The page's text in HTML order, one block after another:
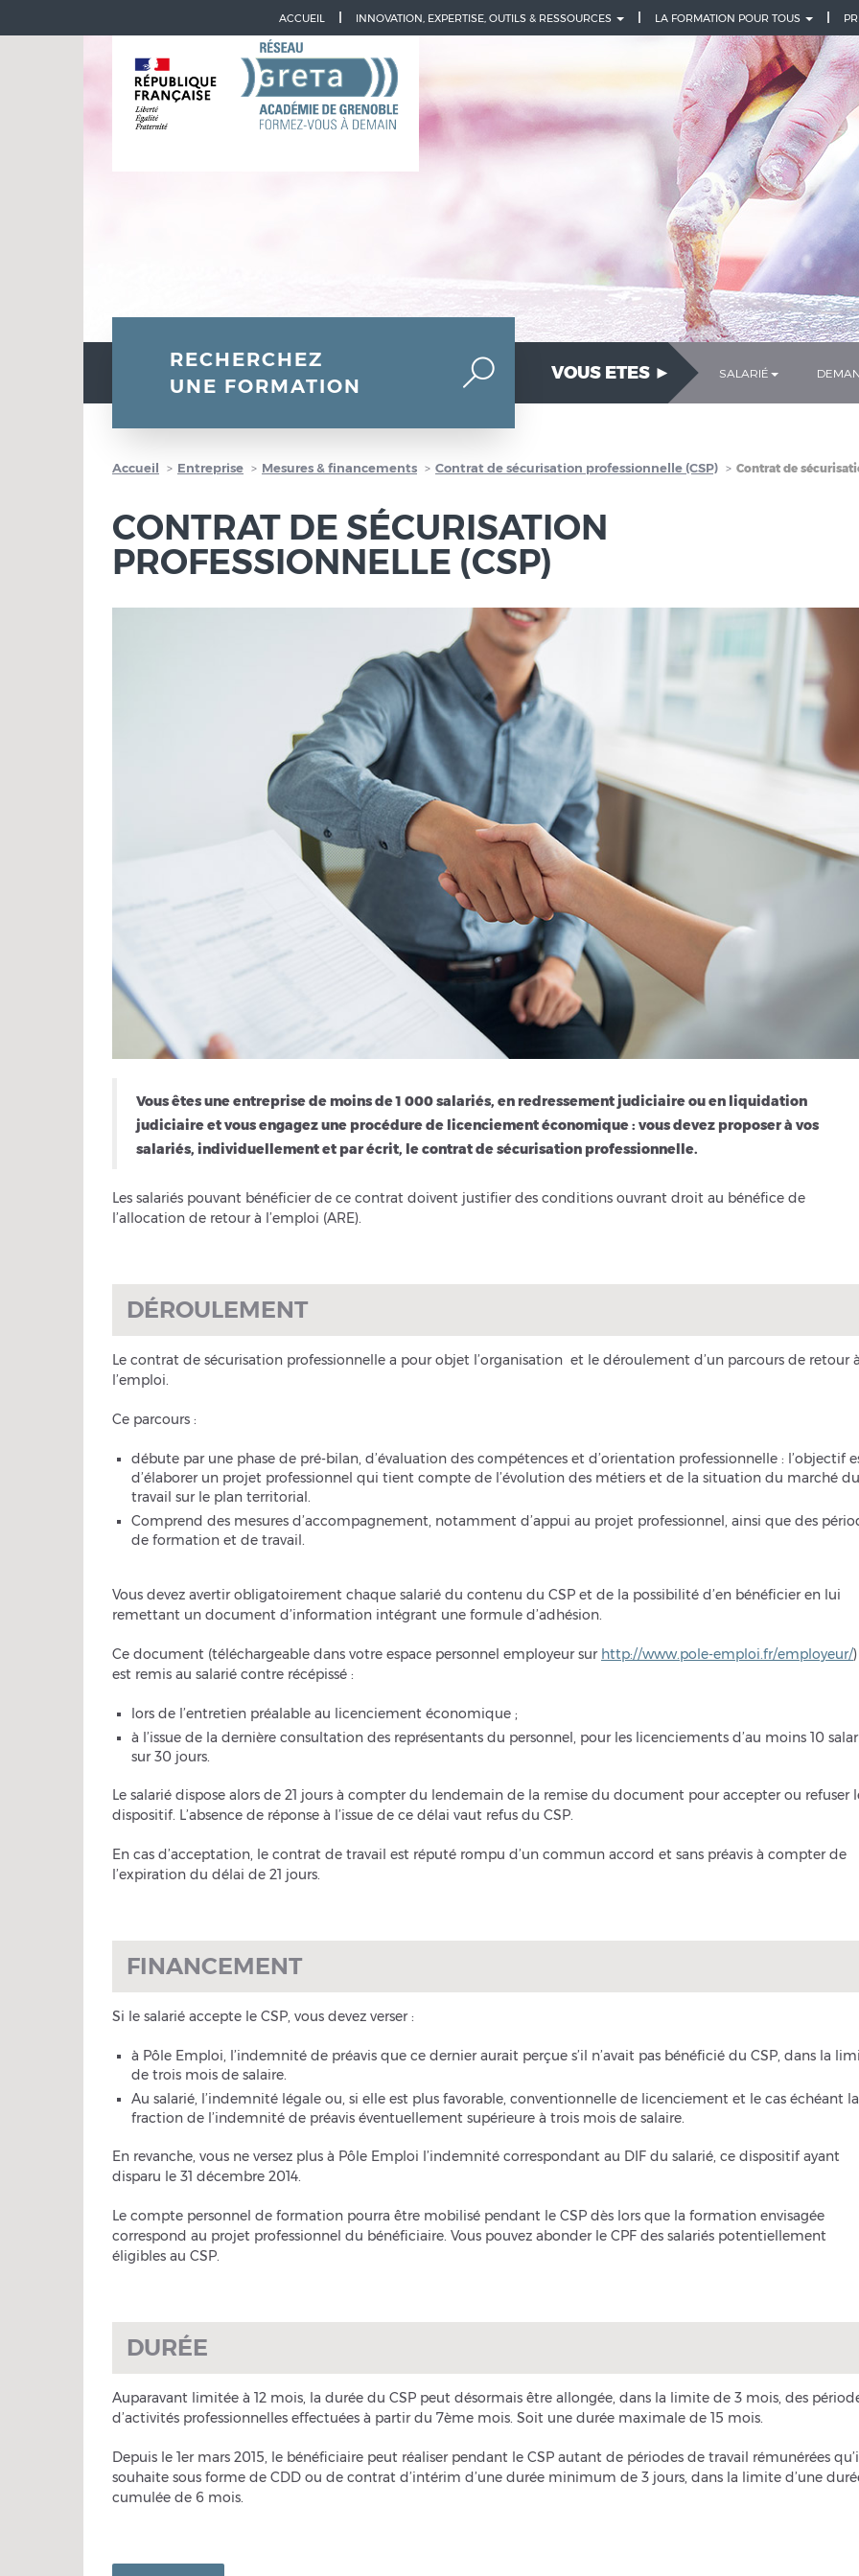
LA FORMATION POUR TOUS
INNOVATION, EXPERTISE, OUTILS & RESSOURCES
ACCUEIL
RECHERCHEZ
UNE FORMATION
VOUS ETES ► SALARIÉ
Accueil Entreprise Mesures & financements Contrat de sécurisation professionnelle (CSP) Contrat de
CONTRAT DE SÉCURISATION
PROFESSIONNELLE (CSP)
Vous êtes une entreprise de moins de 1 000 salariés, en redressement judiciaire ou en liquidation
judiciaire et vous engagez une procédure de licenciement économique : vous devez proposer à vos
salariés, individuellement et par écrit, le contrat de sécurisation professionnelle.
Les salariés pouvant bénéficier de ce contrat doivent justifier des conditions ouvrant droit au bénéfice de
l’allocation de retour à l’emploi (ARE).
DÉROULEMENT
Le contrat de sécurisation professionnelle a pour objet l’organisation et le déroulement d’un parcours de retour à
l’emploi.
Ce parcours :
débute par une phase de pré-bilan, d’évaluation des compétences et d’orientation professionnelle : l’objectif
d’élaborer un projet professionnel qui tient compte de l’évolution des métiers et de la situation du marché du
travail sur le plan territorial.
Comprend des mesures d’accompagnement, notamment d’appui au projet professionnel, ainsi que des
de formation et de travail.
Vous devez avertir obligatoirement chaque salarié du contenu du CSP et de la possibilité d’en bénéficier en lui
remettant un document d’information intégrant une formule d’adhésion.
Ce document (téléchargeable dans votre espace personnel employeur sur http://www.pole-emploi.fr/employeur/)
est remis au salarié contre récépissé :
lors de l’entretien préalable au licenciement économique ;
à l’issue de la dernière consultation des représentants du personnel, pour les licenciements d’au moins 10
sur 30 jours.
Le salarié dispose alors de 21 jours à compter du lendemain de la remise du document pour accepter ou refuser
dispositif. L’absence de réponse à l’issue de ce délai vaut refus du CSP.
En cas d’acceptation, le contrat de travail est réputé rompu d’un commun accord et sans préavis à compter de
l’expiration du délai de 21 jours.
FINANCEMENT
Si le salarié accepte le CSP, vous devez verser :
à Pôle Emploi, l’indemnité de préavis que ce dernier aurait perçue s’il n’avait pas bénéficié du CSP, dans la
de trois mois de salaire.
Au salarié, l’indemnité légale ou, si elle est plus favorable, conventionnelle de licenciement et le cas échéant la
fraction de l’indemnité de préavis éventuellement supérieure à trois mois de salaire.
En revanche, vous ne versez plus à Pôle Emploi l’indemnité correspondant au DIF du salarié, ce dispositif ayant
disparu le 31 décembre 2014.
Le compte personnel de formation pourra être mobilisé pendant le CSP dès lors que la formation envisagée
correspond au projet professionnel du bénéficiaire. Vous pouvez abonder le CPF des salariés potentiellement
éligibles au CSP.
DURÉE
Auparavant limitée à 12 mois, la durée du CSP peut désormais être allongée, dans la limite de 3 mois, des
d’activités professionnelles effectuées à partir du 7ème mois. Soit une durée maximale de 15 mois.
Depuis le 1er mars 2015, le bénéficiaire peut réaliser pendant le CSP autant de périodes de travail rémunérées
souhaite sous forme de CDD ou de contrat d’intérim d’une durée minimum de 3 jours, dans la limite d’une
cumulée de 6 mois.